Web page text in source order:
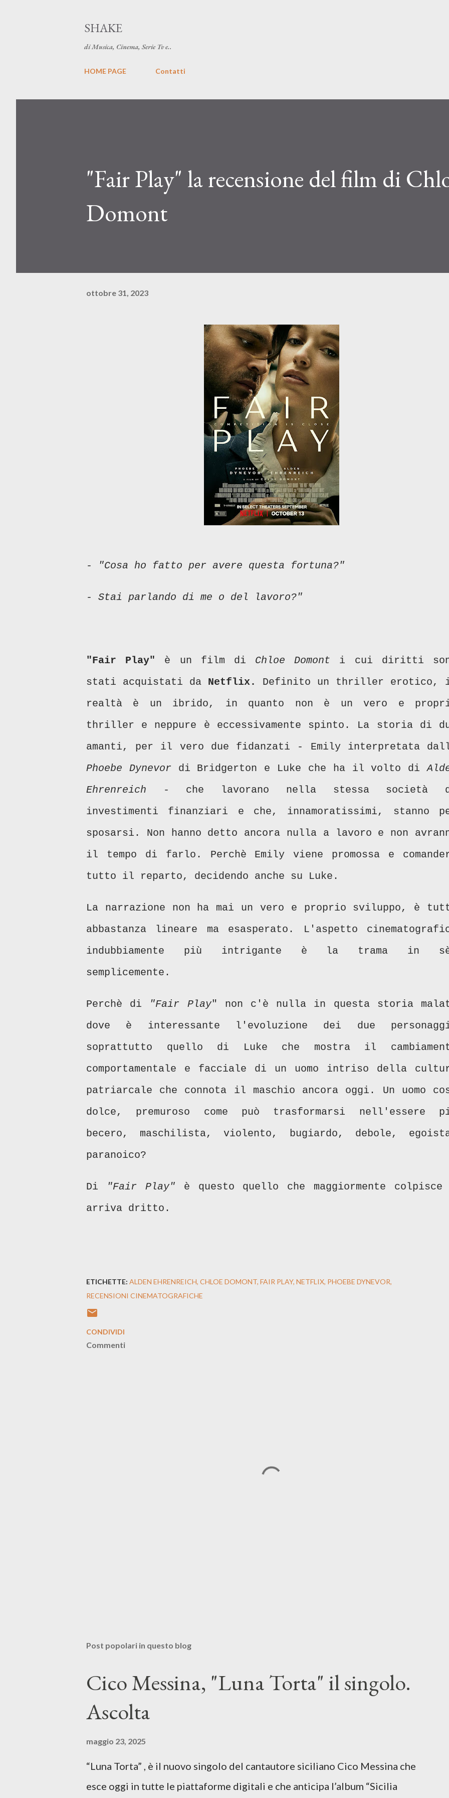
SHAKE
di Musica, Cinema, Serie Tv e..
HOME PAGE Contatti
"Fair Play" la recensione del film di
Domont
ottobre 31, 2023
- "Cosa ho fatto per avere questa fortuna?"
- Stai parlando di me o del lavoro?"
"Fair Play" è un film di Chloe Domont i cui diritti
stati acquistati da Netflix.
Definito un thriller erotico,
realtà è un ibrido, in quanto non è un vero e
thriller e neppure è eccessivamente spinto. La storia di
amanti, per il vero due fidanzati - Emily interpretata
Phoebe Dynevordi Bridgerton e Luke che ha il volto di
Ehrenreich - che lavorano nella stessa società
investimenti finanziari e che, innamoratissimi, stanno
sposarsi. Non hanno detto ancora nulla a lavoro e non
il tempo di farlo. Perchè Emily viene promossa e
tutto il reparto, decidendo anche su Luke.
La narrazione non ha mai un vero e proprio sviluppo, è
abbastanza lineare ma esasperato. L'aspetto
indubbiamente più intrigante è la trama in
semplicemente.
Perchè di "Fair Play" non c'è nulla in questa storia
dove è interessante l'evoluzione dei due
soprattutto quello di Luke che mostra il
comportamentale e facciale di un uomo intriso della
patriarcale che connota il maschio ancora oggi. Un uomo
dolce, premuroso come può trasformarsi nell'essere
becero, maschilista, violento, bugiardo, debole,
paranoico?
Di "Fair Play" è questo quello che maggiormente colpisce
arriva dritto.
ETICHETTE: ALDEN EHRENREICH CHLOE DOMONT FAIR PLAY NETFLIX PHOEBE DYNEVOR
RECENSIONI CINEMATOGRAFICHE
CONDIVIDI
Commenti
Post popolari in questo blog
Cico Messina, "Luna Torta" il singolo.
Ascolta
maggio 23, 2025
“Luna Torta” , è il nuovo singolo del cantautore siciliano Cico Messina che
esce oggi in tutte le piattaforme digitali e che anticipa l’album “Sicilia